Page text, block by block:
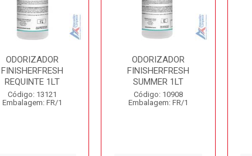
ODORIZADOR
FINISHERFRESH
REQUINTE 1LT
Código: 13121
Embalagem: FR/1
ODORIZADOR
FINISHERFRESH
SUMMER 1LT
Código: 10908
Embalagem: FR/1